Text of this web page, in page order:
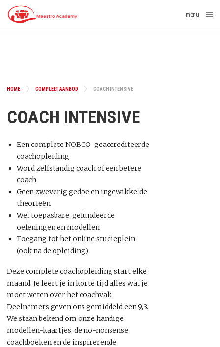
menu
HOME COMPLEET AANBOD COACH INTENSIVE
COACH INTENSIVE
Een complete NOBCO-geaccrediteerde
coachopleiding
Word zelfstandig coach of een betere
coach
Geen zweverig gedoe en ingewikkelde
theorieën
Wel toepasbare, gefundeerde
oefeningen en modellen
Toegang tot het online studieplein
(ook na de opleiding)
Deze complete coachopleiding start elke
maand. Je leert je in korte tijd alles wat je
moet weten over het coachvak.
Deelnemers geven ons gemiddeld een 9,3.
We staan bekend om onze handige
modellen-kaartjes, de no-nonsense
coachboeken en de inspirerende